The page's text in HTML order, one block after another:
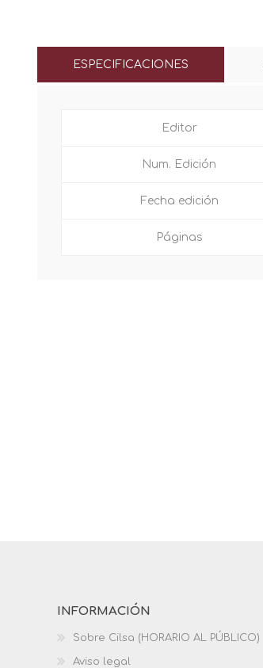
ESPECIFICACIONES
Editor
Num. Edición
Fecha edición
Páginas
INFORMACIÓN
Sobre Cilsa (HORARIO AL PÚBLICO)
Aviso legal